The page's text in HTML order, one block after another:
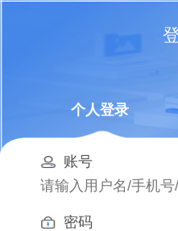
个人登录
账号
密码